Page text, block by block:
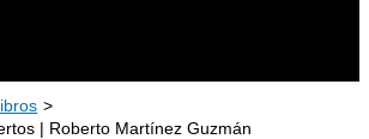
| Roberto Martínez Guzmán